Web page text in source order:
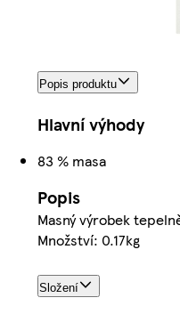
Popis produktu
Hlavní výhody
83 % masa
Popis
Masný výrobek
Množství: 0.17kg
Složení